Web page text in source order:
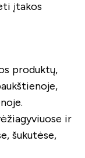
įtakos
produktų,
ir
šukutėse,